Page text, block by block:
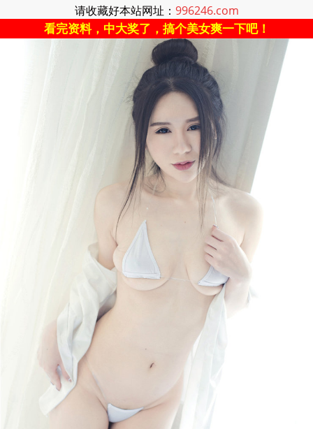
请收藏好本站网址： 996246.com
看完资料，中大奖了，搞个美女爽一下吧！